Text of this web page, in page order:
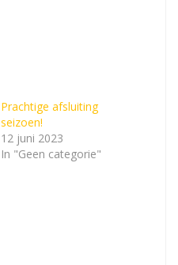
Prachtige afsluiting
seizoen!
12 juni 2023
In "Geen categorie"